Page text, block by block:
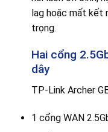
lag hoặc mất kết
trọng.
Hai cổng
dây
TP-Link Archer
1 cổng WAN